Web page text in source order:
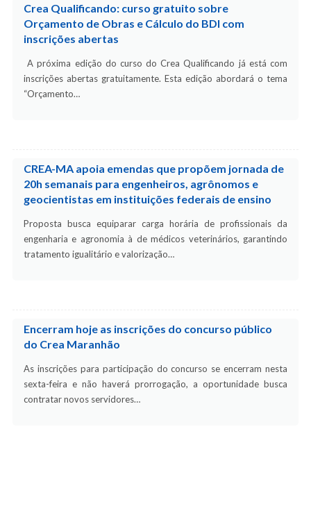
Crea Qualificando: curso gratuito sobre
Orçamento de Obras e Cálculo do BDI com
inscrições abertas
A próxima edição do curso do Crea Qualificando já está com
inscrições abertas gratuitamente. Esta edição abordará o tema
“Orçamento…
CREA-MA apoia emendas que propõem jornada de
20h semanais para engenheiros, agrônomos e
geocientistas em instituições federais de ensino
Proposta busca equiparar carga horária de profissionais da
engenharia e agronomia à de médicos veterinários, garantindo
tratamento igualitário e valorização…
Encerram hoje as inscrições do concurso público
do Crea Maranhão
As inscrições para participação do concurso se encerram nesta
sexta-feira e não haverá prorrogação, a oportunidade busca
contratar novos servidores…